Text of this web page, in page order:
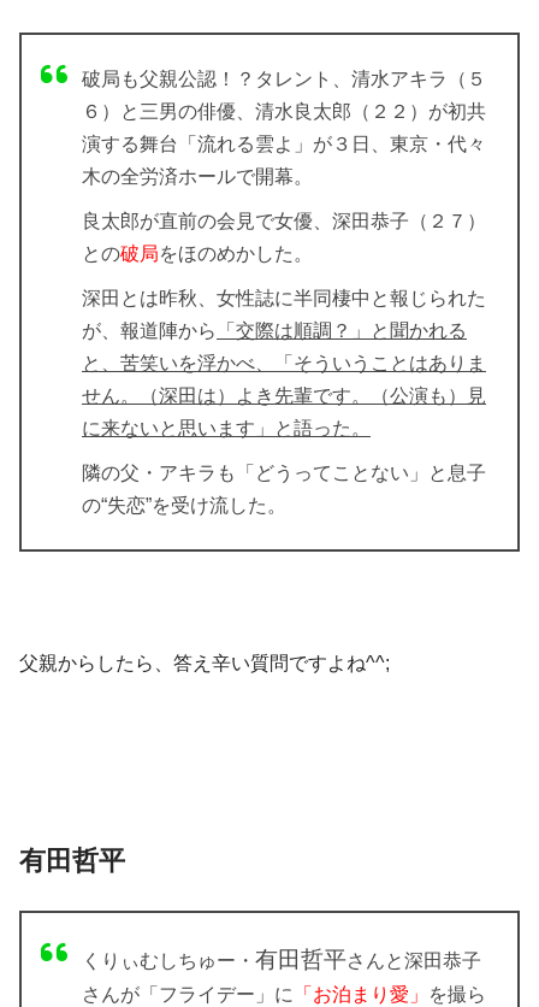
破局も父親公認！？タレント、清水アキラ（５
６）と三男の俳優、清水良太郎（２２）が初共
演する舞台「流れる雲よ」が３日、東京・代々
木の全労済ホールで開幕。
良太郎が直前の会見で女優、深田恭子（２７）
との破局をほのめかした。
深田とは昨秋、女性誌に半同棲中と報じられた
が、報道陣から
「交際は順調？」と聞かれる
と、苦笑いを浮かべ、「そういうことはありま
せん。（深田は）よき先輩です。（公演も）見
に来ないと思います」と語った。
隣の父・アキラも「どうってことない」と息子
の“失恋”を受け流した。
父親からしたら、答え辛い質問ですよね^^;
有田哲平
くりぃむしちゅー・ 有田哲平さんと深田恭子
さんが「フライデー」に
「お泊まり愛」
を撮ら